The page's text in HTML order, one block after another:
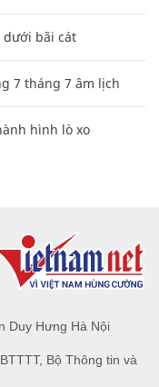
dưới bãi cát
7 tháng 7 âm lịch
hình lò xo
Duy Hưng Hà Nội
Bộ Thông tin và